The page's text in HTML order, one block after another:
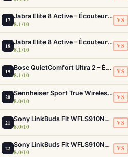
17 Jabra Elite 8 Active – Écouteurs sport IP68 ultra-robustes et ANC
8.1/10 VS
18 Jabra Elite 8 Active – Écouteurs sport IP68 ultra-robustes et ANC
8.1/10 VS
19 Bose QuietComfort Ultra 2 – Écouteurs ANC intra-auriculaires avec son immersif
8.1/10 VS
20 Sennheiser Sport True Wireless – Écouteurs sport à son premium et acoustique adaptable
8.0/10 VS
21 Sony LinkBuds Fit WFLS910NW Blanc – Écouteurs Sport Ailes ANC
8.0/10 VS
22 Sony LinkBuds Fit WFLS910NW Blanc – Écouteurs Sport Ailes ANC
8.0/10 VS